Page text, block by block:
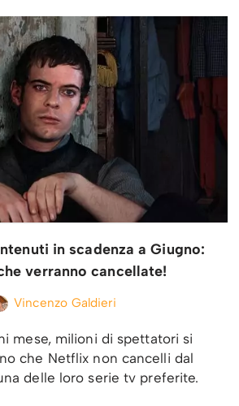
in scadenza a Giugno:
verranno cancellate!
Vincenzo Galdieri
mese, milioni di spettatori si
che Netflix non cancelli dal
delle loro serie tv preferite.